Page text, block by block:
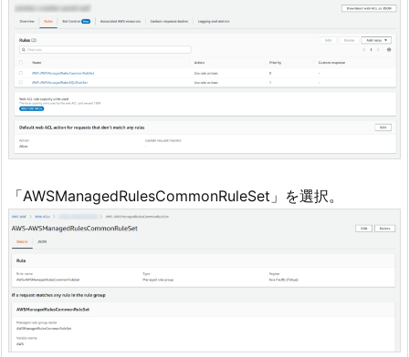
「AWSManagedRulesCommonRuleSet」を選択。